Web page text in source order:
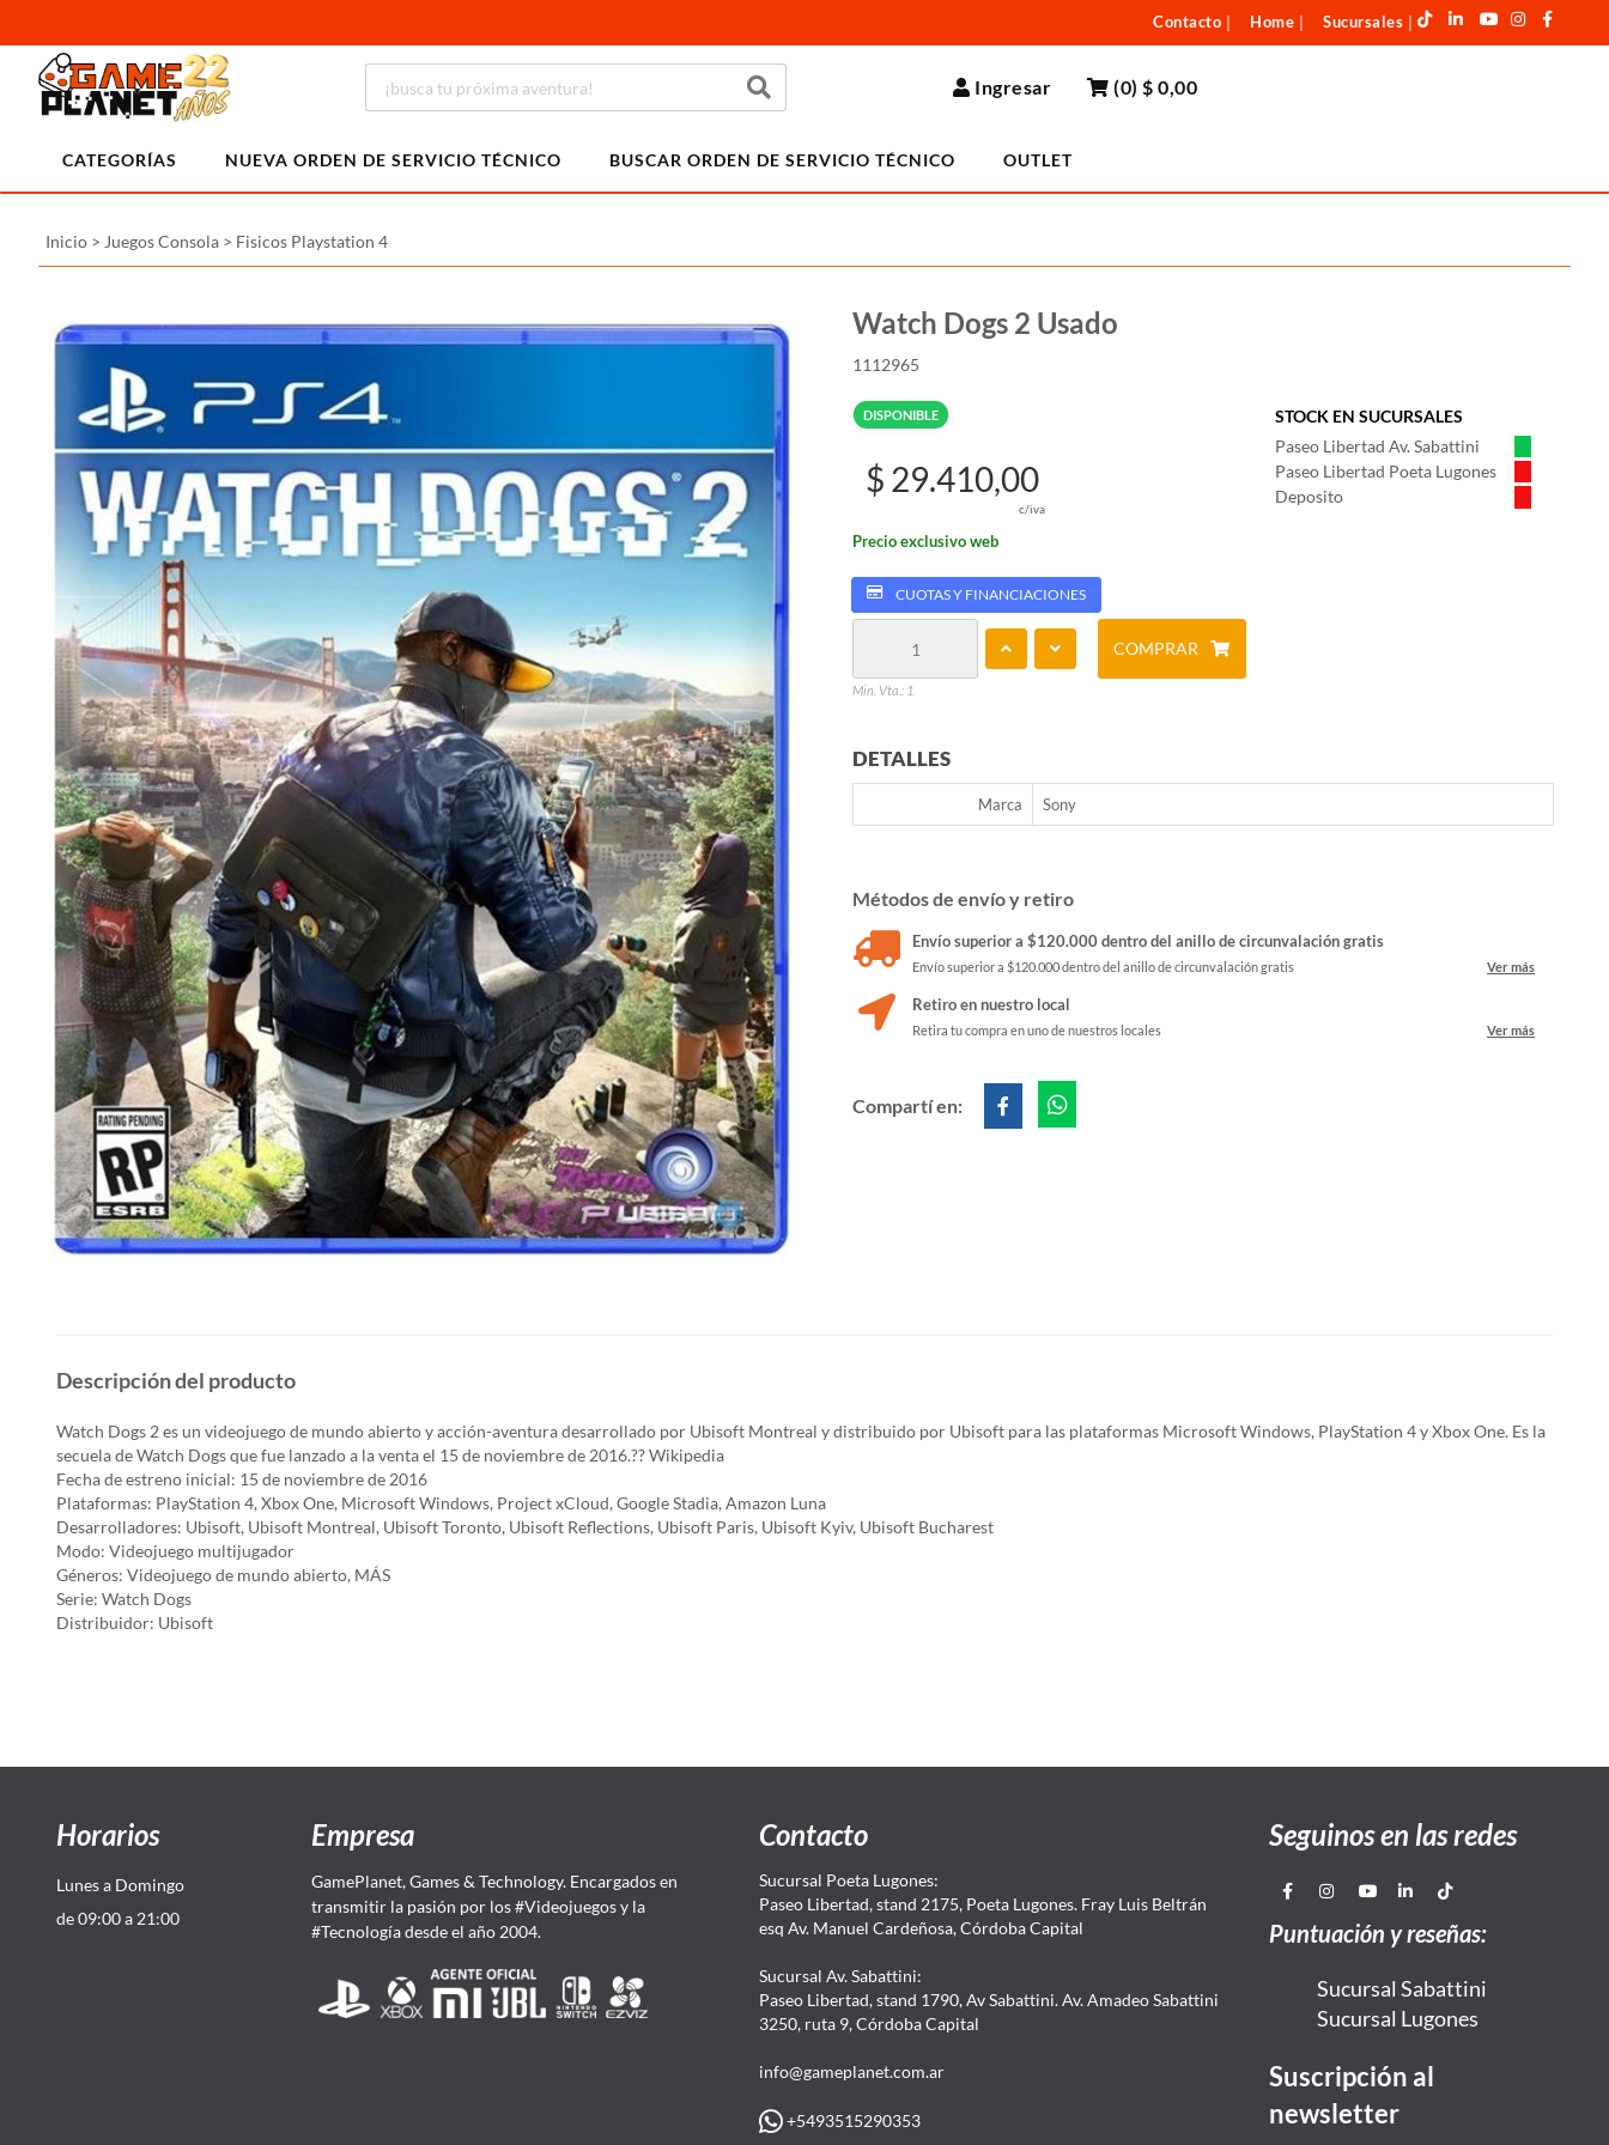
Contacto Home Sucursales
Ingresar (0)$ 0,00
CATEGORÍAS NUEVA ORDEN DE SERVICIO TÉCNICO BUSCAR ORDEN DE SERVICIO TÉCNICO OUTLET
Inicio > Juegos Consola > Fisicos Playstation 4
Watch Dogs 2 Usado
1112965
DISPONIBLE
STOCK EN SUCURSALES
Paseo Libertad Av. Sabattini
Paseo Libertad Poeta Lugones
Deposito
$ 29.410,00
c/iva
Precio exclusivo web
CUOTAS Y FINANCIACIONES
Min. Vta.: 1
COMPRAR
DETALLES
Marca Sony
Métodos de envío y retiro
Envío superior a $120.000 dentro del anillo de circunvalación gratis
Envío superior a $120.000 dentro del anillo de circunvalación gratis Ver más
Retiro en nuestro local
Retira tu compra en uno de nuestros locales Ver más
Compartí en:
Descripción del producto
Watch Dogs 2 es un videojuego de mundo abierto y acción-aventura desarrollado por Ubisoft Montreal y distribuido por Ubisoft para las plataformas Microsoft Windows, PlayStation 4 y Xbox One. Es la
secuela de Watch Dogs que fue lanzado a la venta el 15 de noviembre de 2016.?? Wikipedia
Fecha de estreno inicial: 15 de noviembre de 2016
Plataformas: PlayStation 4, Xbox One, Microsoft Windows, Project xCloud, Google Stadia, Amazon Luna
Desarrolladores: Ubisoft, Ubisoft Montreal, Ubisoft Toronto, Ubisoft Reflections, Ubisoft Paris, Ubisoft Kyiv, Ubisoft Bucharest
Modo: Videojuego multijugador
Géneros: Videojuego de mundo abierto, MÁS
Serie: Watch Dogs
Distribuidor: Ubisoft
Horarios
Lunes a Domingo
de 09:00 a 21:00
Empresa
GamePlanet, Games & Technology. Encargados en
transmitir la pasión por los #Videojuegos y la
#Tecnología desde el año 2004.
Contacto
Sucursal Poeta Lugones:
Paseo Libertad, stand 2175, Poeta Lugones. Fray Luis Beltrán
esq Av. Manuel Cardeñosa, Córdoba Capital
Sucursal Av. Sabattini:
Paseo Libertad, stand 1790, Av Sabattini. Av. Amadeo Sabattini
3250, ruta 9, Córdoba Capital
info@gameplanet.com.ar
+5493515290353
Seguinos en las redes
Puntuación y reseñas:
Sucursal Sabattini
Sucursal Lugones
Suscripción al
newsletter